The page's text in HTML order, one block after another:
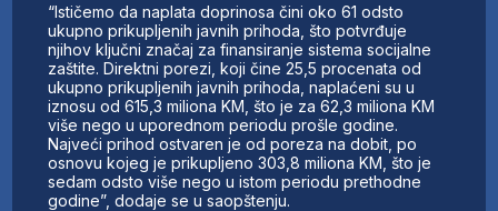
“Ističemo da naplata doprinosa čini oko 61 odsto
ukupno prikupljenih javnih prihoda, što potvrđuje
njihov ključni značaj za finansiranje sistema socijalne
zaštite. Direktni porezi, koji čine 25,5 procenata od
ukupno prikupljenih javnih prihoda, naplaćeni su u
iznosu od 615,3 miliona KM, što je za 62,3 miliona KM
više nego u uporednom periodu prošle godine.
Najveći prihod ostvaren je od poreza na dobit, po
osnovu kojeg je prikupljeno 303,8 miliona KM, što je
sedam odsto više nego u istom periodu prethodne
godine”, dodaje se u saopštenju.